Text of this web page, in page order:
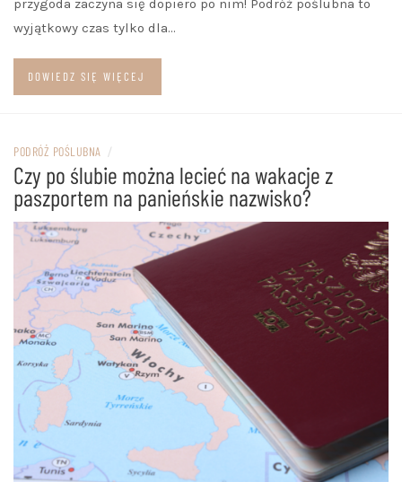
przygoda zaczyna się dopiero po nim! Podróż poślubna to
wyjątkowy czas tylko dla…
DOWIEDZ SIĘ WIĘCEJ
PODRÓŻ POŚLUBNA /
Czy po ślubie można lecieć na wakacje z
paszportem na panieńskie nazwisko?